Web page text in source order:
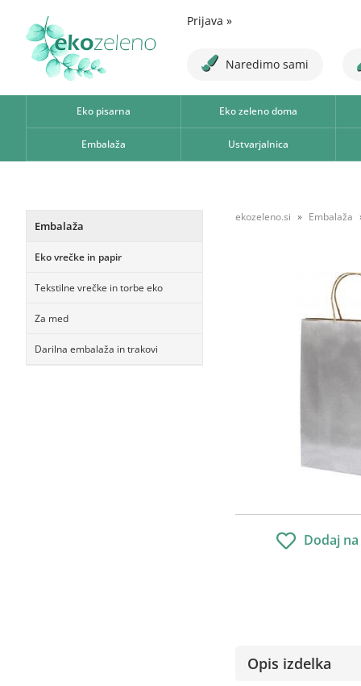
Prijava »
Naredimo sami
Eko pisarna Eko zeleno doma
Embalaža Ustvarjalnica
Embalaža
Eko vrečke in papir
Tekstilne vrečke in torbe eko
Za med
Darilna embalaža in trakovi
ekozeleno.si Embalaža
Dodaj
Opis izdelka